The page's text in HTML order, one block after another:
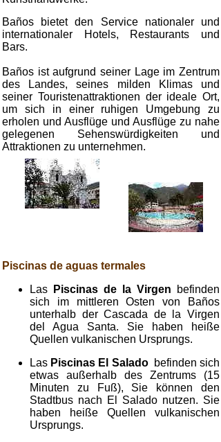
Baños bietet den Service nationaler und
internationaler Hotels, Restaurants und
Bars.
Baños ist aufgrund seiner Lage im Zentrum
des Landes, seines milden Klimas und
seiner Touristenattraktionen der ideale Ort,
um sich in einer ruhigen Umgebung zu
erholen und Ausflüge und Ausflüge zu nahe
gelegenen Sehenswürdigkeiten und
Attraktionen zu unternehmen.
Piscinas de aguas termales
Las
Piscinas de la Virgen befinden
sich im mittleren Osten von Baños
unterhalb der Cascada de la Virgen
del Agua Santa. Sie haben heiße
Quellen vulkanischen Ursprungs.
Las Piscinas El Saladobefinden sich
etwas außerhalb des Zentrums (15
Minuten zu Fuß), Sie können den
Stadtbus nach El Salado nutzen. Sie
haben heiße Quellen vulkanischen
Ursprungs.